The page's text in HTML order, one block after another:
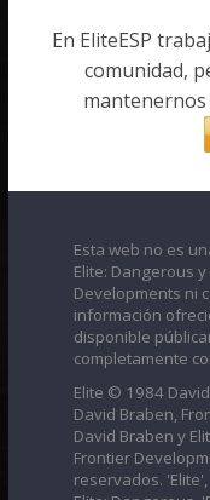
En EliteESP
comunidad,
mantenernos
Esta web no es
Elite: Dangerous
Developments ni
información
disponible
completamente
Elite © 1984
David Braben,
David Braben y
Frontier
reservados.